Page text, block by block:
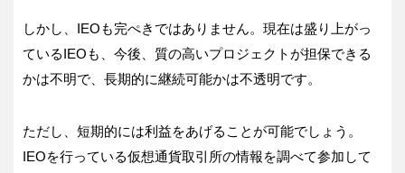
しかし、IEOも完ぺきではありません。現在は盛り上がっ
ているIEOも、今後、質の高いプロジェクトが担保できる
かは不明で、長期的に継続可能かは不透明です。
ただし、短期的には利益をあげることが可能でしょう。
IEOを行っている仮想通貨取引所の情報を調べて参加して